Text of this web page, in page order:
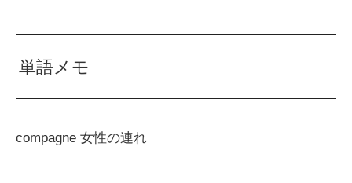
単語メモ
compagne 女性の連れ